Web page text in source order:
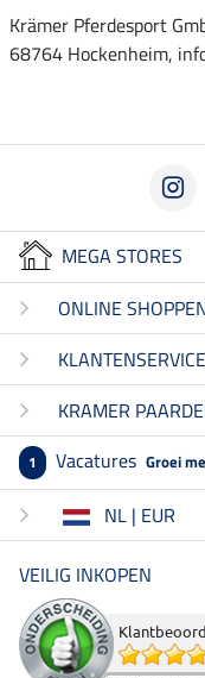
Krämer Pferdesport
68764 Hockenheim,
MEGA STORES
ONLINE
KLANTENSERVICE
KRAMER
1 Vacatures Groei
NL | EUR
VEILIG INKOPEN